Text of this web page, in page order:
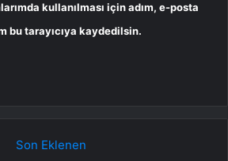
kullanılması için adım, e-posta
bu tarayıcıya kaydedilsin.
Son Eklenen